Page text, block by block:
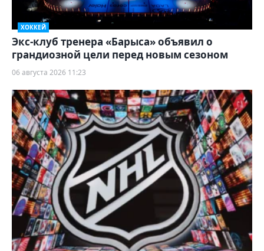
ХОККЕЙ
Экс-клуб тренера «Барыса» объявил о
грандиозной цели перед новым сезоном
06 августа 2026 11:23